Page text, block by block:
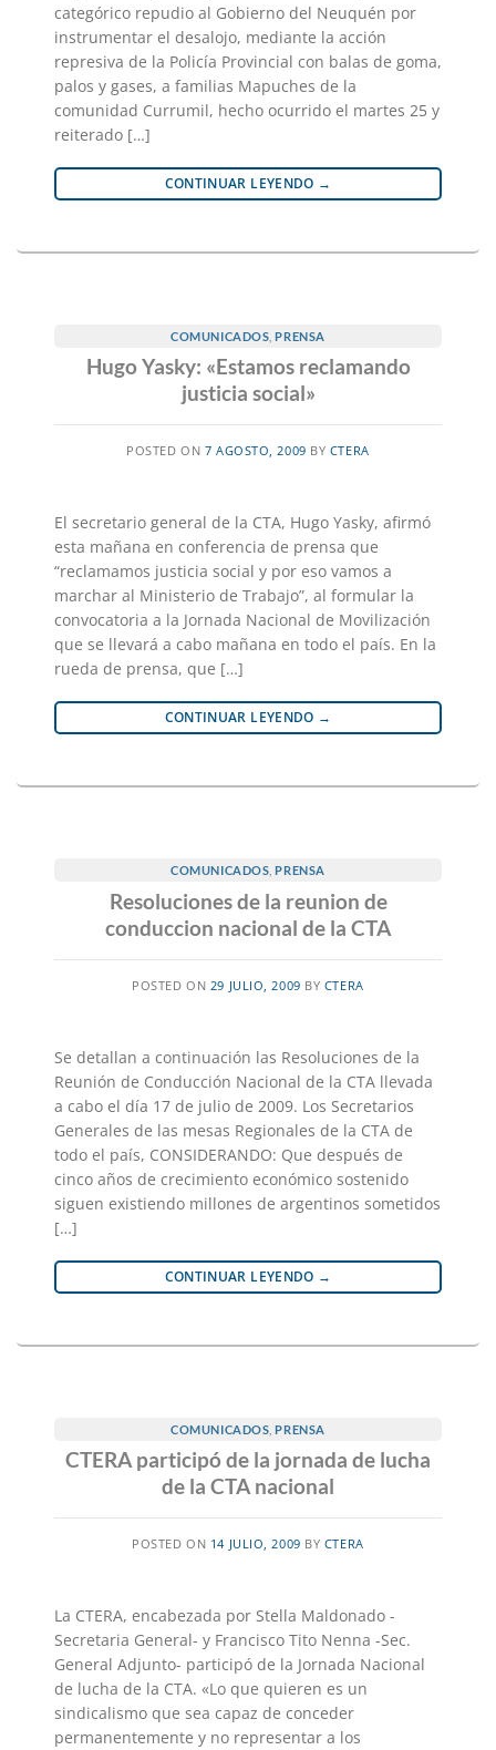
categórico repudio al Gobierno del Neuquén por
instrumentar el desalojo, mediante la acción
represiva de la Policía Provincial con balas de goma,
palos y gases, a familias Mapuches de la
comunidad Currumil, hecho ocurrido el martes 25 y
reiterado […]
CONTINUAR LEYENDO →
COMUNICADOS ,PRENSA
Hugo Yasky: «Estamos reclamando
justicia social»
POSTED ON 7 AGOSTO, 2009 BY CTERA
El secretario general de la CTA, Hugo Yasky, afirmó
esta mañana en conferencia de prensa que
“reclamamos justicia social y por eso vamos a
marchar al Ministerio de Trabajo”, al formular la
convocatoria a la Jornada Nacional de Movilización
que se llevará a cabo mañana en todo el país. En la
rueda de prensa, que […]
CONTINUAR LEYENDO →
COMUNICADOS ,PRENSA
Resoluciones de la reunion de
conduccion nacional de la CTA
POSTED ON 29 JULIO, 2009 BY CTERA
Se detallan a continuación las Resoluciones de la
Reunión de Conducción Nacional de la CTA llevada
a cabo el día 17 de julio de 2009. Los Secretarios
Generales de las mesas Regionales de la CTA de
todo el país, CONSIDERANDO: Que después de
cinco años de crecimiento económico sostenido
siguen existiendo millones de argentinos sometidos
[…]
CONTINUAR LEYENDO →
COMUNICADOS ,PRENSA
CTERA participó de la jornada de lucha
de la CTA nacional
POSTED ON 14 JULIO, 2009 BY CTERA
La CTERA, encabezada por Stella Maldonado -
Secretaria General- y Francisco Tito Nenna -Sec.
General Adjunto- participó de la Jornada Nacional
de lucha de la CTA. «Lo que quieren es un
sindicalismo que sea capaz de conceder
permanentemente y no representar a los